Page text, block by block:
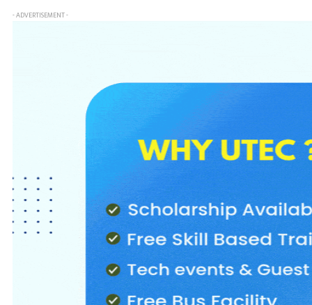
- ADVERTISEMENT -